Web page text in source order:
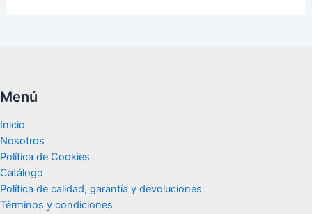
Menú
Inicio
Nosotros
Política de Cookies
Catálogo
Política de calidad, garantía y devoluciones
Términos y condiciones